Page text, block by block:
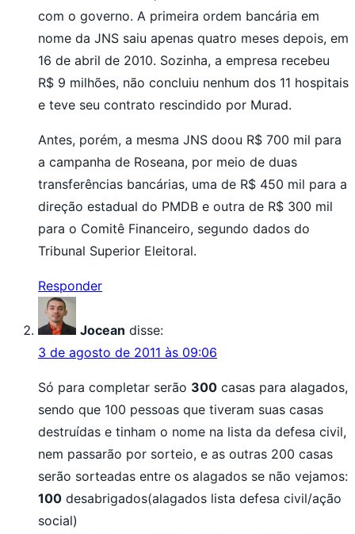
com o governo. A primeira ordem bancária em
nome da JNS saiu apenas quatro meses depois, em
16 de abril de 2010. Sozinha, a empresa recebeu
R$ 9 milhões, não concluiu nenhum dos 11 hospitais
e teve seu contrato rescindido por Murad.
Antes, porém, a mesma JNS doou R$ 700 mil para
a campanha de Roseana, por meio de duas
transferências bancárias, uma de R$ 450 mil para a
direção estadual do PMDB e outra de R$ 300 mil
para o Comitê Financeiro, segundo dados do
Tribunal Superior Eleitoral.
Responder
Jocean disse:
3 de agosto de 2011 às 09:06
Só para completar serão 300 casas para alagados,
sendo que 100 pessoas que tiveram suas casas
destruídas e tinham o nome na lista da defesa civil,
nem passarão por sorteio, e as outras 200 casas
serão sorteadas entre os alagados se não vejamos:
100 desabrigados(alagados lista defesa civil/ação
social)